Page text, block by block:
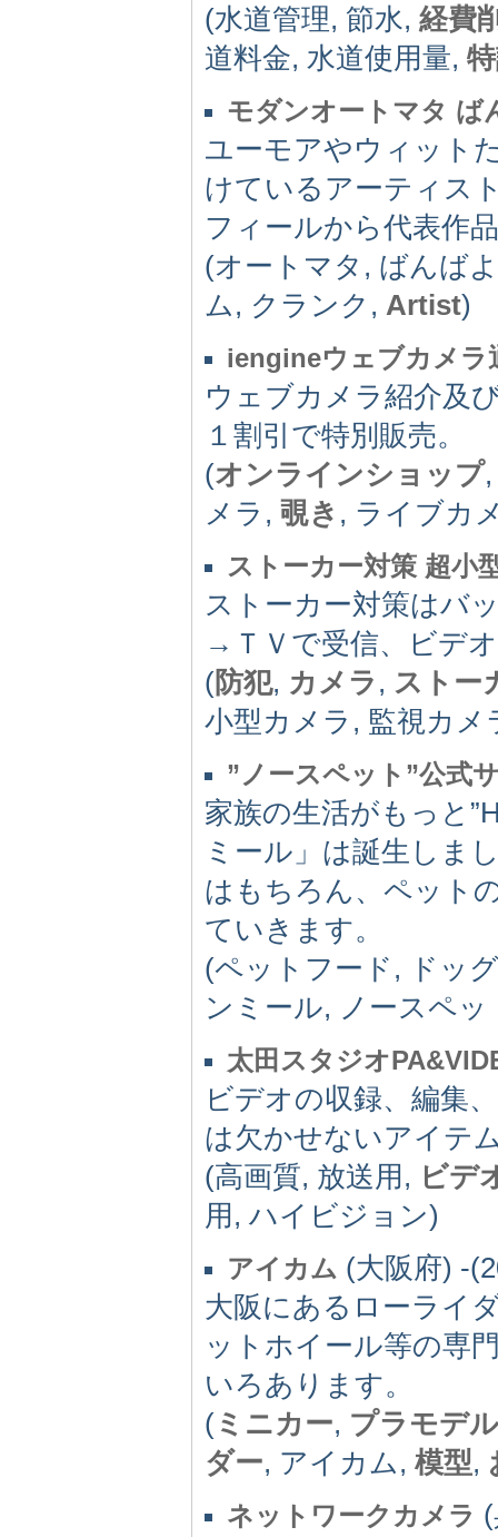
(水道管理, 節水, 経費
道料金, 水道使用量,
モダンオートマタ ば
ユーモアやウィット
けているアーティス
フィールから代表作
(オートマタ, ばんば
ム, クランク, Artist)
iengineウェブカメラ
ウェブカメラ紹介及
１割引で特別販売。
(オンラインショップ
メラ, 覗き , ライブカ
ストーカー対策 超小
ストーカー対策はバ
→ＴＶで受信、ビデ
(防犯, カメラ , ストー
小型カメラ, 監視カメ
”ノースペット”公式
家族の生活がもっと
ミール」は誕生しま
はもちろん、ペット
ていきます。
(ペットフード, ドッ
ンミール, ノースペ
太田スタジオ
ビデオの収録、編集
は欠かせないアイテ
(高画質, 放送用, ビデ
用, ハイビジョン)
アイカム (大阪府) -
大阪にあるローライ
ットホイール等の専
いろあります。
( ミニカー, プラモデル
ダー, アイカム, 模型,
ネットワークカメラ